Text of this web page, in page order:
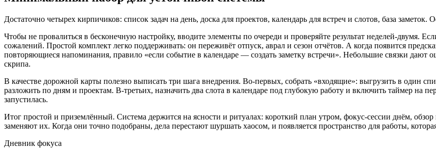
Достаточно четырех кирпичиков: список задач на день, доска для проектов, календарь для встреч и слотов, база
Чтобы не провалиться в бесконечную настройку, вводите элементы по очереди и проверяйте результат неделей‑двумя.
сожалений. Простой комплект легко поддерживать: он переживёт отпуск, аврал и сезон отчётов. А когда появится
повторяющиеся напоминания, правило «если событие в календаре — создать заметку встречи». Небольшие связки дают
скрипа.
В качестве дорожной карты полезно выписать три шага внедрения. Во‑первых, собрать «входящие»: выгрузить в один
разложить по дням и проектам. В‑третьих, назначить два слота в календаре под глубокую работу и включить таймер на
запустилась.
Итог простой и приземлённый. Система держится на ясности и ритуалах: короткий план утром, фокус‑сессии днём,
заменяют их. Когда они точно подобраны, дела перестают шуршать хаосом, и появляется пространство для работы,
Дневник фокуса